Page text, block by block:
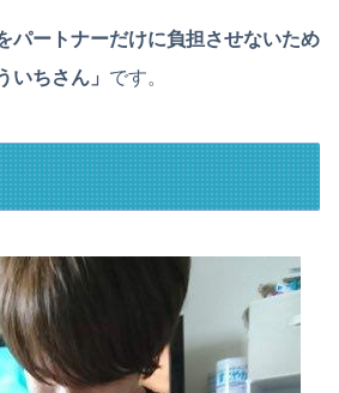
パートナーだけに負担させないため
いちさん」 です。